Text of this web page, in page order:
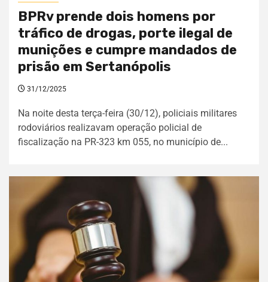
BPRv prende dois homens por
tráfico de drogas, porte ilegal de
munições e cumpre mandados de
prisão em Sertanópolis
31/12/2025
Na noite desta terça-feira (30/12), policiais militares
rodoviários realizavam operação policial de
fiscalização na PR-323 km 055, no município de...